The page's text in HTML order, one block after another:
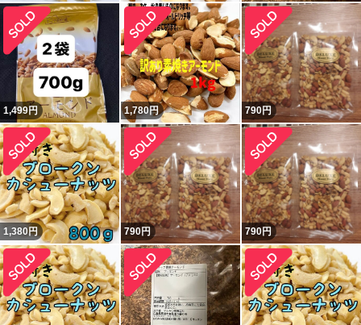
1,499円 1,780円 790円
1,380円 790円 790円